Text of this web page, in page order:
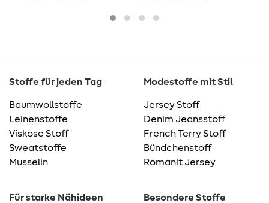
Stoffe für jeden Tag
Baumwollstoffe
Leinenstoffe
Viskose Stoff
Sweatstoffe
Musselin
Modestoffe mit Stil
Jersey Stoff
Denim Jeansstoff
French Terry Stoff
Bündchenstoff
Romanit Jersey
Für starke Nähideen Besondere Stoffe